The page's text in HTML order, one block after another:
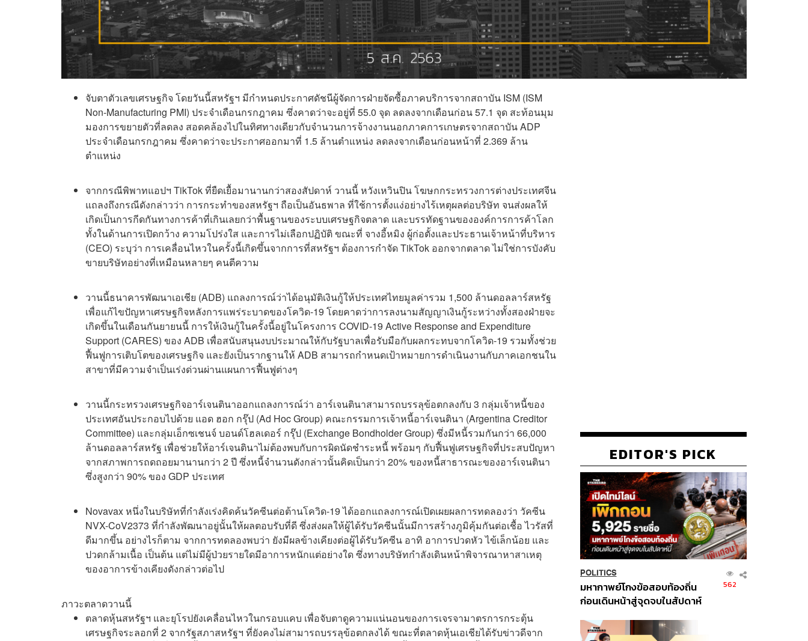
จับตาตัวเลขเศรษฐกิจ โดยวันนี้สหรัฐฯ มีกำหนดประกาศดัชนีผู้จัดการฝ่ายจัดซื้อภาคบริการจากสถาบัน ISM (ISM
Non-Manufacturing PMI) ประจำเดือนกรกฎาคม ซึ่งคาดว่าจะอยู่ที่ 55.0 จุด ลดลงจากเดือนก่อน 57.1 จุด สะท้อนมุม
มองการขยายตัวที่ลดลง สอดคล้องไปในทิศทางเดียวกับจำนวนการจ้างงานนอกภาคการเกษตรจากสถาบัน ADP
ประจำเดือนกรกฎาคม ซึ่งคาดว่าจะประกาศออกมาที่ 1.5 ล้านตำแหน่ง ลดลงจากเดือนก่อนหน้าที่ 2.369 ล้าน
ตำแหน่ง
จากกรณีพิพาทแอปฯ TikTok ที่ยืดเยื้อมานานกว่าสองสัปดาห์ วานนี้ หวังเหวินปิน โฆษกกระทรวงการต่างประเทศจีน
แถลงถึงกรณีดังกล่าวว่า การกระทำของสหรัฐฯ ถือเป็นอันธพาล ที่ใช้การตั้งแง่อย่างไร้เหตุผลต่อบริษัท จนส่งผลให้
เกิดเป็นการกีดกันทางการค้าที่เกินเลยกว่าพื้นฐานของระบบเศรษฐกิจตลาด และบรรทัดฐานขององค์การการค้าโลก
ทั้งในด้านการเปิดกว้าง ความโปร่งใส และการไม่เลือกปฏิบัติ ขณะที่ จางอี้หมิง ผู้ก่อตั้งและประธานเจ้าหน้าที่บริหาร
(CEO) ระบุว่า การเคลื่อนไหวในครั้งนี้เกิดขึ้นจากการที่สหรัฐฯ ต้องการกำจัด TikTok ออกจากตลาด ไม่ใช่การบังคับ
ขายบริษัทอย่างที่เหมือนหลายๆ คนตีความ
วานนี้ธนาคารพัฒนาเอเชีย (ADB) แถลงการณ์ว่าได้อนุมัติเงินกู้ให้ประเทศไทยมูลค่ารวม 1,500 ล้านดอลลาร์สหรัฐ
เพื่อแก้ไขปัญหาเศรษฐกิจหลังการแพร่ระบาดของโควิด-19 โดยคาดว่าการลงนามสัญญาเงินกู้ระหว่างทั้งสองฝ่ายจะ
เกิดขึ้นในเดือนกันยายนนี้ การให้เงินกู้ในครั้งนี้อยู่ในโครงการ COVID-19 Active Response and Expenditure
Support (CARES) ของ ADB เพื่อสนับสนุนงบประมาณให้กับรัฐบาลเพื่อรับมือกับผลกระทบจากโควิด-19 รวมทั้งช่วย
ฟื้นฟูการเติบโตของเศรษฐกิจ และยังเป็นรากฐานให้ ADB สามารถกำหนดเป้าหมายการดำเนินงานกับภาคเอกชนใน
สาขาที่มีความจำเป็นเร่งด่วนผ่านแผนการฟื้นฟูต่างๆ
วานนี้กระทรวงเศรษฐกิจอาร์เจนตินาออกแถลงการณ์ว่า อาร์เจนตินาสามารถบรรลุข้อตกลงกับ 3 กลุ่มเจ้าหนี้ของ
ประเทศอันประกอบไปด้วย แอด ฮอก กรุ๊ป (Ad Hoc Group) คณะกรรมการเจ้าหนี้อาร์เจนตินา (Argentina Creditor
Committee) และกลุ่มเอ็กซเชนจ์ บอนด์โฮลเดอร์ กรุ๊ป (Exchange Bondholder Group) ซึ่งมีหนี้รวมกันกว่า 66,000
ล้านดอลลาร์สหรัฐ เพื่อช่วยให้อาร์เจนตินาไม่ต้องพบกับการผิดนัดชำระหนี้ พร้อมๆ กับฟื้นฟูเศรษฐกิจที่ประสบปัญหา
จากสภาพการถดถอยมานานกว่า 2 ปี ซึ่งหนี้จำนวนดังกล่าวนั้นคิดเป็นกว่า 20% ของหนี้สาธารณะของอาร์เจนตินา
ซึ่งสูงกว่า 90% ของ GDP ประเทศ
Novavax หนึ่งในบริษัทที่กำลังเร่งคิดค้นวัคซีนต่อต้านโควิด-19 ได้ออกแถลงการณ์เปิดเผยผลการทดลองว่า วัคซีน
NVX-CoV2373 ที่กำลังพัฒนาอยู่นั้นให้ผลตอบรับที่ดี ซึ่งส่งผลให้ผู้ได้รับวัคซีนนั้นมีการสร้างภูมิคุ้มกันต่อเชื้อ ไวรัสที่
ดีมากขึ้น อย่างไรก็ตาม จากการทดลองพบว่า ยังมีผลข้างเคียงต่อผู้ได้รับวัคซีน อาทิ อาการปวดหัว ไข้เล็กน้อย และ
ปวดกล้ามเนื้อ เป็นต้น แต่ไม่มีผู้ป่วยรายใดมีอาการหนักแต่อย่างใด ซึ่งทางบริษัทกำลังเดินหน้าพิจารณาหาสาเหตุ
ของอาการข้างเคียงดังกล่าวต่อไป
ภาวะตลาดวานนี้
ตลาดหุ้นสหรัฐฯ และยุโรปยังเคลื่อนไหวในกรอบแคบ เพื่อจับตาดูความแน่นอนของการเจรจามาตรการกระตุ้น
เศรษฐกิจระลอกที่ 2 จากรัฐสภาสหรัฐฯ ที่ยังคงไม่สามารถบรรลุข้อตกลงได้ ขณะที่ตลาดหุ้นเอเชียได้รับข่าวดีจาก
EDITOR'S PICK
POLITICS
มหากาพย์โกงข้อสอบท้องถิ่น
ก่อนเดินหน้าสู่จุดจบในสัปดาห์
562